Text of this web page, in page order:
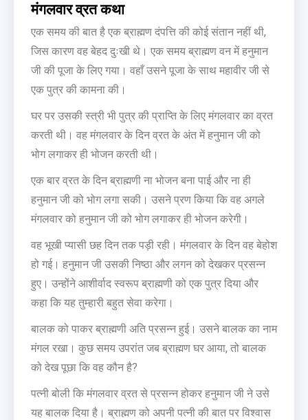
मंगलवार व्रत कथा
एक समय की बात है एक ब्राह्मण दंपत्ति की कोई संतान नहीं थी,
जिस कारण वह बेहद दुःखी थे। एक समय ब्राह्मण वन में हनुमान
जी की पूजा के लिए गया। वहाँ उसने पूजा के साथ महावीर जी से
एक पुत्र की कामना की।
घर पर उसकी स्त्री भी पुत्र की प्राप्ति के लिए मंगलवार का व्रत
करती थी। वह मंगलवार के दिन व्रत के अंत में हनुमान जी को
भोग लगाकर ही भोजन करती थी।
एक बार व्रत के दिन ब्राह्मणी ना भोजन बना पाई और ना ही
हनुमान जी को भोग लगा सकी। उसने प्रण किया कि वह अगले
मंगलवार को हनुमान जी को भोग लगाकर ही भोजन करेगी।
वह भूखी प्यासी छह दिन तक पड़ी रही। मंगलवार के दिन वह बेहोश
हो गई। हनुमान जी उसकी निष्ठा और लगन को देखकर प्रसन्न
हुए। उन्होंने आशीर्वाद स्वरूप ब्राह्मणी को एक पुत्र दिया और
कहा कि यह तुम्हारी बहुत सेवा करेगा।
बालक को पाकर ब्राह्मणी अति प्रसन्न हुई। उसने बालक का नाम
मंगल रखा। कुछ समय उपरांत जब ब्राह्मण घर आया, तो बालक
को देख पूछा कि वह कौन है?
पत्नी बोली कि मंगलवार व्रत से प्रसन्न होकर हनुमान जी ने उसे
यह बालक दिया है। ब्राह्मण को अपनी पत्नी की बात पर विश्वास